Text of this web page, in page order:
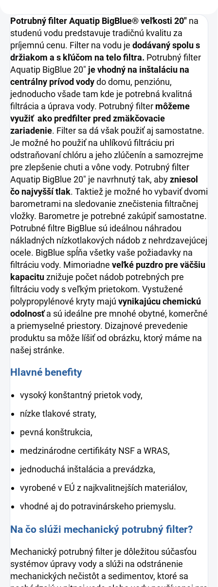
Potrubný filter Aquatip BigBlue® veľkosti 20" na
studenú vodu predstavuje tradičnú kvalitu za
príjemnú cenu. Filter na vodu je dodávaný spolu s
držiakom a s kľúčom na telo filtra. Potrubný filter
Aquatip BigBlue 20" je vhodný na inštaláciu na
centrálny prívod vodydo domu, penziónu,
jednoducho všade tam kde je potrebná kvalitná
filtrácia a úprava vody. Potrubný filter môžeme
využiť ako predfilter pred zmäkčovacie
zariadenie. Filter sa dá však použiť aj samostatne.
Je možné ho použiť na uhlíkovú filtráciu pri
odstraňovaní chlóru a jeho zlúčenín a samozrejme
pre zlepšenie chuti a vône vody. Potrubný filter
Aquatip BigBlue 20" je navrhnutý tak, abyzniesol
čo najvyšší tlak. Taktiež je možné ho vybaviť dvomi
barometrami na sledovanie znečistenia filtračnej
vložky. Barometre je potrebné zakúpiť samostatne.
Potrubné filtre BigBlue sú ideálnou náhradou
nákladných nízkotlakových nádob z nehrdzavejúcej
ocele. BigBlue spĺňa všetky vaše požiadavky na
filtráciu vody. Mimoriadne veľké puzdro pre väčšiu
kapacituznižuje počet nádob potrebných pre
filtráciu vody s veľkým prietokom. Vystužené
polypropylénové kryty majú vynikajúcu chemickú
odolnosťa sú ideálne pre mnohé obytné, komerčné
a priemyselné priestory. Dizajnové prevedenie
produktu sa môže líšiť od obrázku, ktorý máme na
našej stránke.
Hlavné benefity
vysoký konštantný prietok vody,
nízke tlakové straty,
pevná konštrukcia,
medzinárodne certifikáty NSF a WRAS,
jednoduchá inštalácia a prevádzka,
vyrobené v EÚ z najkvalitnejších materiálov,
vhodné aj do potravinárskeho priemyslu.
Na čo slúži mechanický potrubný filter?
Mechanický potrubný filter je dôležitou súčasťou
systémov úpravy vody a slúži na odstránenie
mechanických nečistôt a sedimentov, ktoré sa